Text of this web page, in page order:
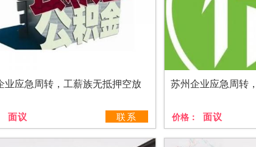
业应急周转，工薪族无抵押空放
面议 联系
苏州企业应急周转
价格： 面议